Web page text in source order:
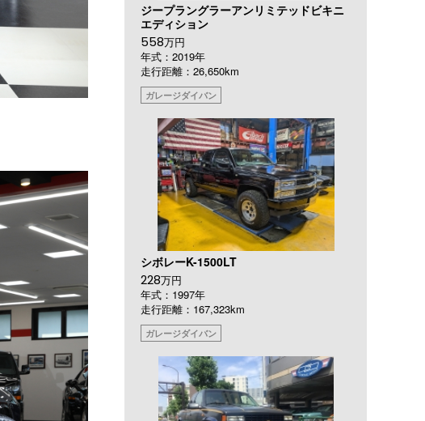
ジープラングラーアンリミテッドビキニ
エディション
558万円
年式：2019年
走行距離：26,650km
ガレージダイバン
シボレーK-1500LT
228万円
年式：1997年
走行距離：167,323km
ガレージダイバン